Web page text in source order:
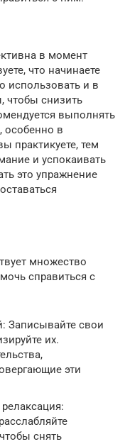
в момент
что начинаете
использовать и в
чтобы снизить
выполнять
особенно в
практикуете, тем
и успокаивать
это упражнение
множество
справиться с
Записывайте свои
их.
эти
снять